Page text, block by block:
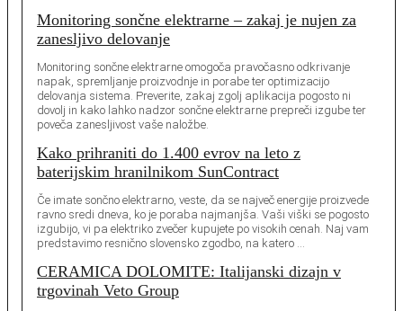
Monitoring sončne elektrarne – zakaj je nujen za
zanesljivo delovanje
Monitoring sončne elektrarne omogoča pravočasno odkrivanje
napak, spremljanje proizvodnje in porabe ter optimizacijo
delovanja sistema. Preverite, zakaj zgolj aplikacija pogosto ni
dovolj in kako lahko nadzor sončne elektrarne prepreči izgube ter
poveča zanesljivost vaše naložbe.
Kako prihraniti do 1.400 evrov na leto z
baterijskim hranilnikom SunContract
Če imate sončno elektrarno, veste, da se največ energije proizvede
ravno sredi dneva, ko je poraba najmanjša. Vaši viški se pogosto
izgubijo, vi pa elektriko zvečer kupujete po visokih cenah. Naj vam
predstavimo resnično slovensko zgodbo, na katero …
CERAMICA DOLOMITE: Italijanski dizajn v
trgovinah Veto Group